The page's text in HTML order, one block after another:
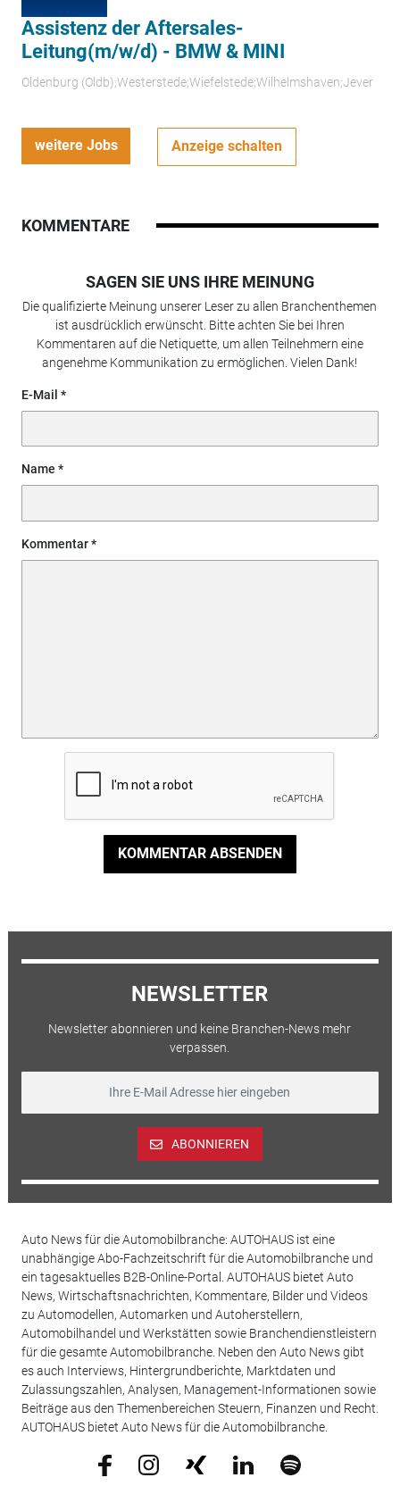
Assistenz der Aftersales-
Leitung(m/w/d) - BMW & MINI
Oldenburg (Oldb);Westerstede;Wiefelstede;Wilhelmshaven;Jever
weitere Jobs Anzeige schalten
KOMMENTARE
SAGEN SIE UNS IHRE MEINUNG
Die qualifizierte Meinung unserer Leser zu allen Branchenthemen
ist ausdrücklich erwünscht. Bitte achten Sie bei Ihren
Kommentaren auf die Netiquette, um allen Teilnehmern eine
angenehme Kommunikation zu ermöglichen. Vielen Dank!
E-Mail
Name
Kommentar
KOMMENTAR ABSENDEN
NEWSLETTER
Newsletter abonnieren und keine Branchen-News mehr
verpassen.
ABONNIEREN
Auto News für die Automobilbranche: AUTOHAUS ist eine
unabhängige Abo-Fachzeitschrift für die Automobilbranche und
ein tagesaktuelles B2B-Online-Portal. AUTOHAUS bietet Auto
News, Wirtschaftsnachrichten, Kommentare, Bilder und Videos
zu Automodellen, Automarken und Autoherstellern,
Automobilhandel und Werkstätten sowie Branchendienstleistern
für die gesamte Automobilbranche. Neben den Auto News gibt
es auch Interviews, Hintergrundberichte, Marktdaten und
Zulassungszahlen, Analysen, Management-Informationen sowie
Beiträge aus den Themenbereichen Steuern, Finanzen und Recht.
AUTOHAUS bietet Auto News für die Automobilbranche.